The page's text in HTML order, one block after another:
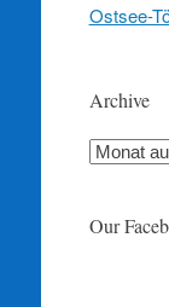
Ostsee-
Archive
Archive
Our